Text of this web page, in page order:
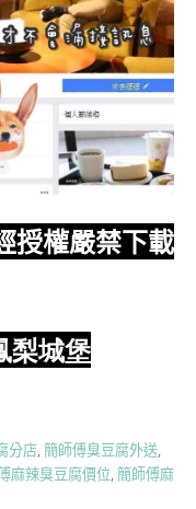
授權嚴禁下載
梨城堡
分店, 簡師傅臭豆腐外送,
麻辣臭豆腐價位, 簡師傅麻